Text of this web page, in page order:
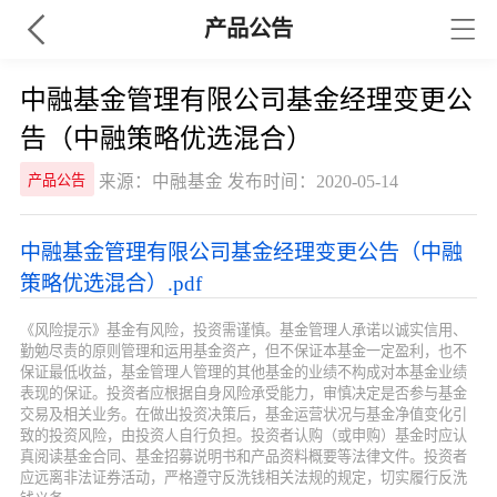
产品公告
中融基金管理有限公司基金经理变更公
告（中融策略优选混合）
产品公告 来源：中融基金 发布时间：2020-05-14
中融基金管理有限公司基金经理变更公告（中融
策略优选混合）.pdf
《风险提示》基金有风险，投资需谨慎。基金管理人承诺以诚实信用、
勤勉尽责的原则管理和运用基金资产，但不保证本基金一定盈利，也不
保证最低收益，基金管理人管理的其他基金的业绩不构成对本基金业绩
表现的保证。投资者应根据自身风险承受能力，审慎决定是否参与基金
交易及相关业务。在做出投资决策后，基金运营状况与基金净值变化引
致的投资风险，由投资人自行负担。投资者认购（或申购）基金时应认
真阅读基金合同、基金招募说明书和产品资料概要等法律文件。投资者
应远离非法证券活动，严格遵守反洗钱相关法规的规定，切实履行反洗